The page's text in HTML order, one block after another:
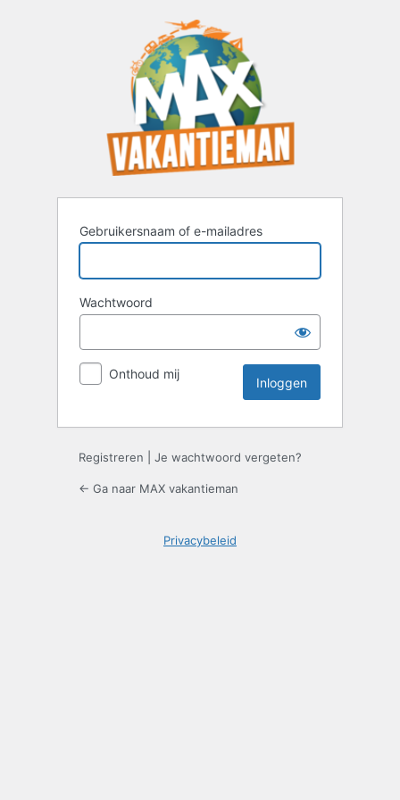
Gebruikersnaam of e-mailadres
Wachtwoord
Onthoud mij
Registreren Je wachtwoord vergeten?
← Ga naar MAX vakantieman
Privacybeleid